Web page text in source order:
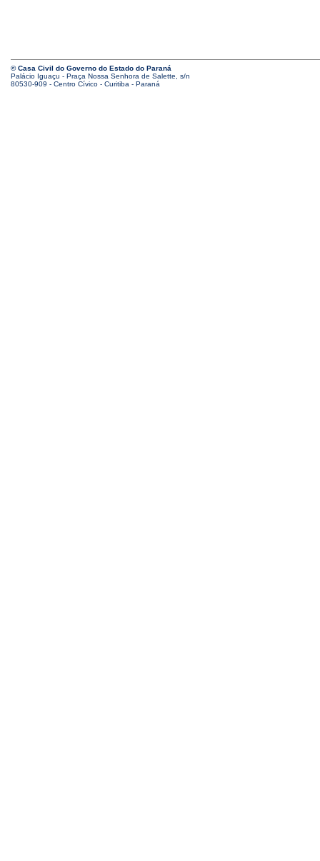
© Casa Civil do Governo do Estado do Paraná
Palácio Iguaçu - Praça Nossa Senhora de Salette, s/n
80530-909 - Centro Cívico - Curitiba - Paraná